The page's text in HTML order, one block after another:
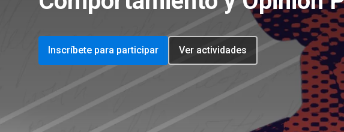
Inscríbete para participar Ver actividades